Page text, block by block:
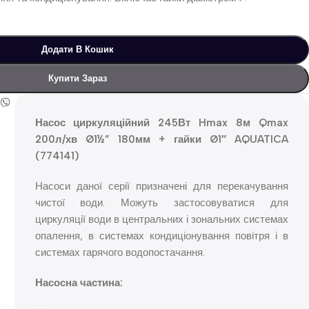
Додати В Кошик
Купити Зараз
Насос циркуляційний 245Вт Hmax 8м Qmax
200л/хв Ø1½” 180мм + гайки Ø1″ AQUATICA
(774141)
Насоси даної серії призначені для перекачування
чистої води. Можуть застосовуватися для
циркуляції води в центральних і зональних системах
опалення, в системах кондиціонування повітря і в
системах гарячого водопостачання.
Насосна частина: